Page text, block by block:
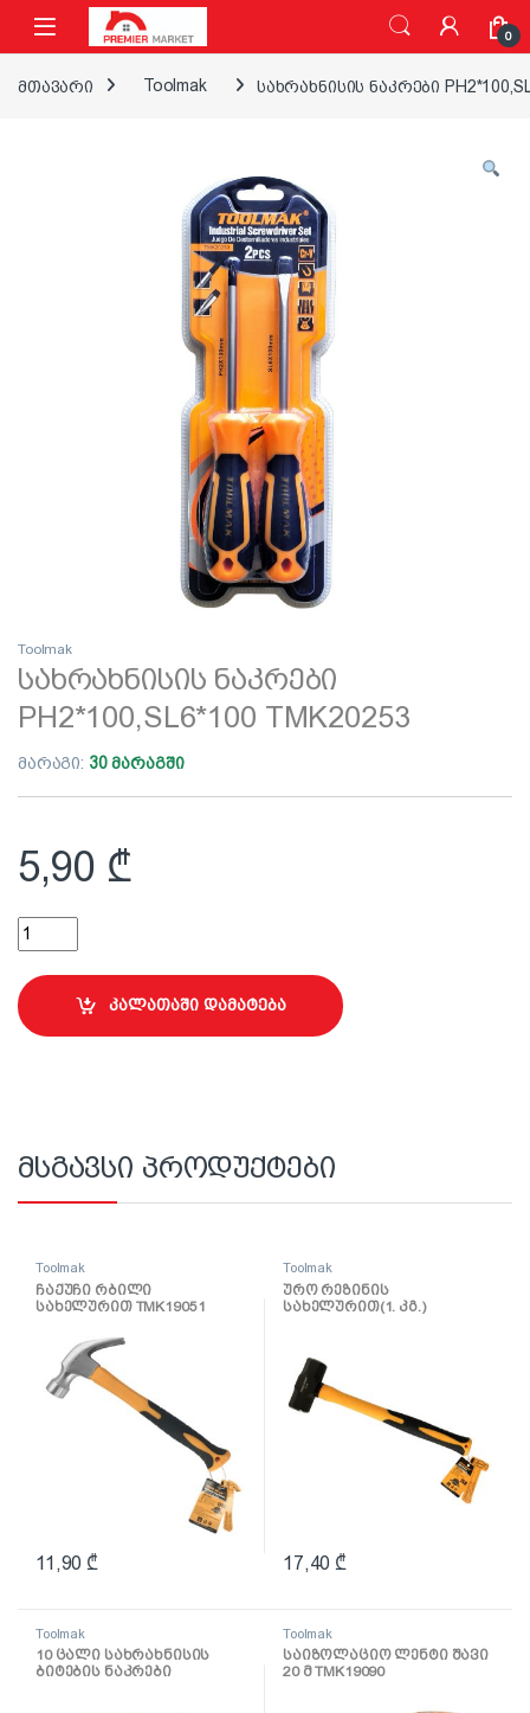
ნავიგაციაზე გადასვლა
შინაარსზე გადასვლა
0
მთავარი Toolmak სახრახნისის ნაკრები
Toolmak
სახრახნისის ნაკრები
PH2*100,SL6*100 TMK20253
მარაგი: 30 მარაგში
5,90 ₾
სახრახნისის ნაკრები PH2*100,SL6*100 TMK20253 quantity
კალათაში დამატება
მსგავსი პროდუქტები
Toolmak
ჩაქუჩი რბილი
სახელურით TMK19051
11,90 ₾
Toolmak
ურო რეზინის
სახელურით(1. კგ.)
17,40 ₾
Toolmak
10 ცალი სახრახნისის
ბიტების ნაკრები
Toolmak
საიზოლაციო ლენტი შავი
20 მ TMK19090